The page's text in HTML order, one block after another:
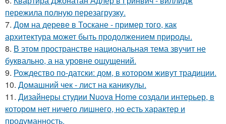
пережила полную перезагрузку.
7. Дом на дереве в Тоскане - пример того, как
архитектура может быть продолжением природы.
8. В этом пространстве национальная тема звучит не
буквально, а на уровне ощущений.
9. Рождество по-датски: дом, в котором живут традиции.
10. Домашний чек - лист на каникулы.
11. Дизайнеры студии Nuova Home создали интерьер, в
котором нет ничего лишнего, но есть характер и
продуманность.